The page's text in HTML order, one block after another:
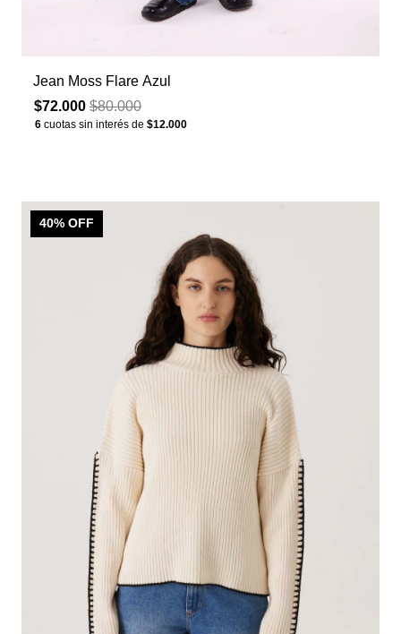
Jean Moss Flare Azul
$72.000 $80.000
6 cuotas sin interés de $12.000
40% OFF